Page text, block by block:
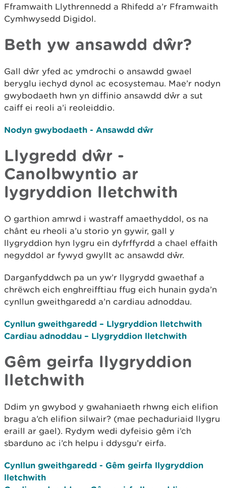
Fframwaith Llythrennedd a Rhifedd a’r Fframwaith
Cymhwysedd Digidol.
Beth yw ansawdd dŵr?
Gall dŵr yfed ac ymdrochi o ansawdd gwael
beryglu iechyd dynol ac ecosystemau. Mae’r nodyn
gwybodaeth hwn yn diffinio ansawdd dŵr a sut
caiff ei reoli a’i reoleiddio.
Nodyn gwybodaeth - Ansawdd dŵr
Llygredd dŵr -
Canolbwyntio ar
lygryddion lletchwith
O garthion amrwd i wastraff amaethyddol, os na
chânt eu rheoli a’u storio yn gywir, gall y
llygryddion hyn lygru ein dyfrffyrdd a chael effaith
negyddol ar fywyd gwyllt ac ansawdd dŵr.
Darganfyddwch pa un yw’r llygrydd gwaethaf a
chrëwch eich enghreifftiau ffug eich hunain gyda’n
cynllun gweithgaredd a’n cardiau adnoddau.
Cynllun gweithgaredd – Llygryddion lletchwith
Cardiau adnoddau – Llygryddion lletchwith
Gêm geirfa llygryddion
lletchwith
Ddim yn gwybod y gwahaniaeth rhwng eich elifion
bragu a’ch elifion silwair? (mae pechaduriaid llygru
eraill ar gael). Rydym wedi dyfeisio gêm i’ch
sbarduno ac i’ch helpu i ddysgu’r eirfa.
Cynllun gweithgaredd - Gêm geirfa llygryddion
lletchwith